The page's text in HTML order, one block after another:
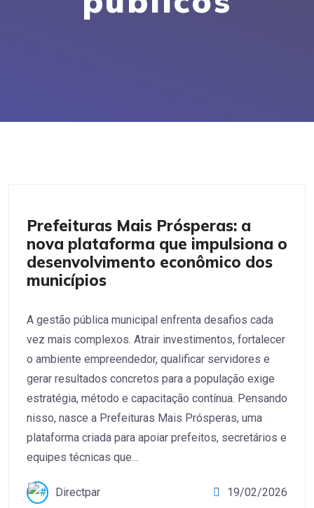
Prefeituras Mais Prósperas: a
nova plataforma que impulsiona o
desenvolvimento econômico dos
municípios
A gestão pública municipal enfrenta desafios cada
vez mais complexos. Atrair investimentos, fortalecer
o ambiente empreendedor, qualificar servidores e
gerar resultados concretos para a população exige
estratégia, método e capacitação contínua. Pensando
nisso, nasce a Prefeituras Mais Prósperas, uma
plataforma criada para apoiar prefeitos, secretários e
equipes técnicas que...
Directpar 19/02/2026